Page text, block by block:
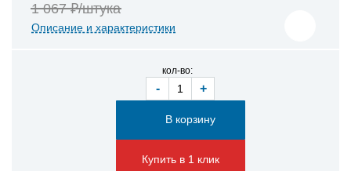
1 067 ₽/штука
Описание и характеристики
кол-во:
- +
Купить в 1 клик